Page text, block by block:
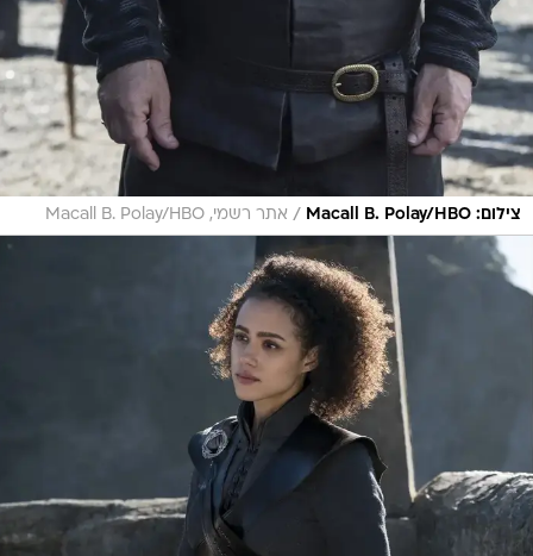
צילום: Macall B. Polay/HBO / אתר רשמי, Macall B. Polay/HBO